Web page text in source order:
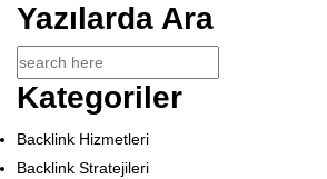
Yazılarda Ara
Kategoriler
Backlink Hizmetleri
Backlink Stratejileri